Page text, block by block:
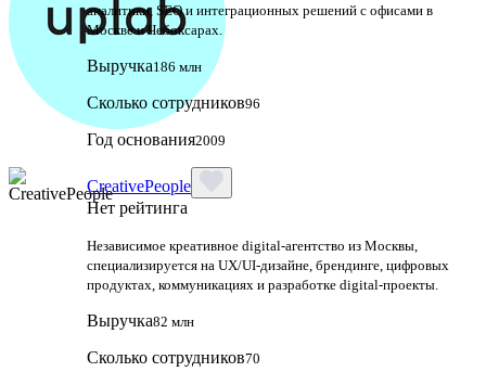
аналитики, SEO и интеграционных решений с офисами в
Москве и Чебоксарах.
Выручка186 млн
Сколько сотрудников96
Год основания2009
CreativePeople
Нет рейтинга
Независимое креативное digital‑агентство из Москвы,
специализируется на UX/UI‑дизайне, брендинге, цифровых
продуктах, коммуникациях и разработке digital‑проекты.
Выручка82 млн
Сколько сотрудников70